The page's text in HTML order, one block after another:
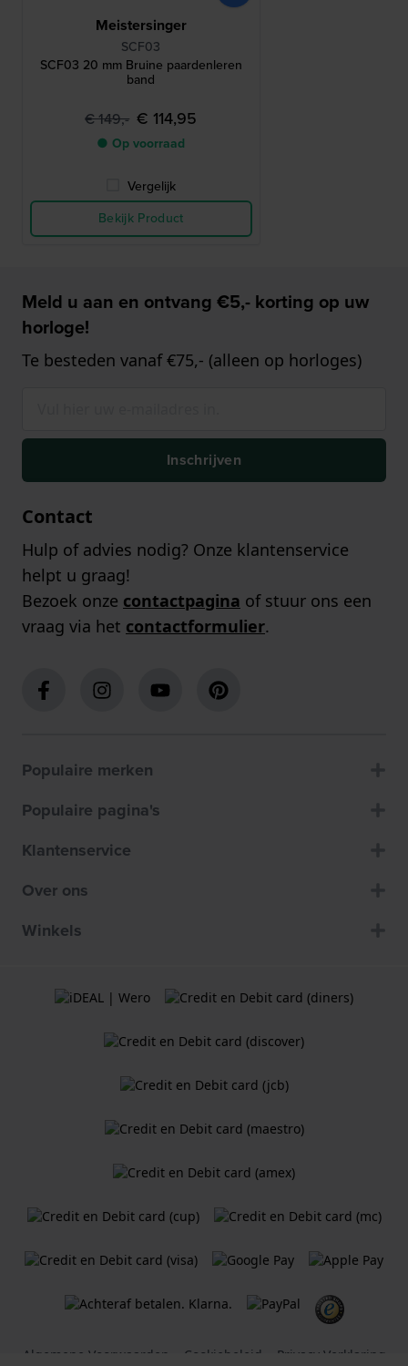
Meistersinger
SCF03
SCF03 20 mm Bruine paardenleren
band
€ 149,- € 114,95
● Op voorraad
Vergelijk
Bekijk Product
Meld u aan en ontvang €5,- korting op uw
horloge!
Te besteden vanaf €75,- (alleen op horloges)
Inschrijven
Contact
Hulp of advies nodig? Onze klantenservice
helpt u graag!
Bezoek onze contactpagina of stuur ons een
vraag via het contactformulier.
Populaire merken
Populaire pagina's
Klantenservice
Over ons
Winkels
Algemene Voorwaarden Cookiebeleid Privacy Verklaring